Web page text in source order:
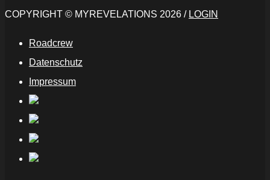
COPYRIGHT © MYREVELATIONS 2026 / LOGIN
Roadcrew
Datenschutz
Impressum